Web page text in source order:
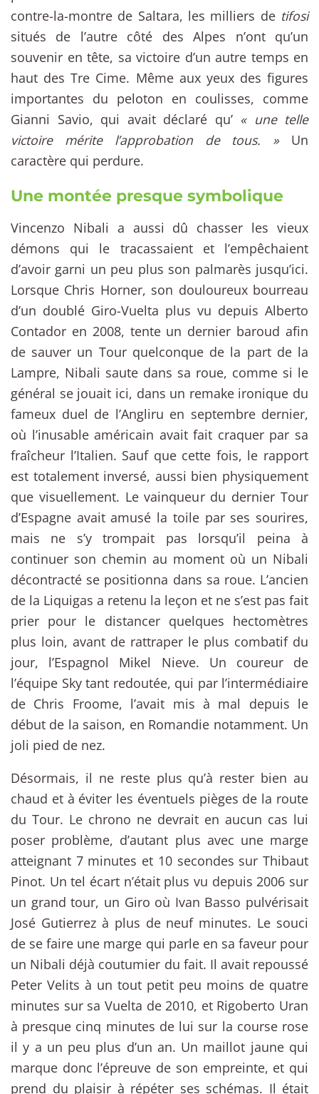
contre-la-montre de Saltara, les milliers de tifosi
situés de l’autre côté des Alpes n’ont qu’un
souvenir en tête, sa victoire d’un autre temps en
haut des Tre Cime. Même aux yeux des figures
importantes du peloton en coulisses, comme
Gianni Savio, qui avait déclaré qu’ « une telle
victoire mérite l’approbation de tous. » Un
caractère qui perdure.
Une montée presque symbolique
Vincenzo Nibali a aussi dû chasser les vieux
démons qui le tracassaient et l’empêchaient
d’avoir garni un peu plus son palmarès jusqu’ici.
Lorsque Chris Horner, son douloureux bourreau
d’un doublé Giro-Vuelta plus vu depuis Alberto
Contador en 2008, tente un dernier baroud afin
de sauver un Tour quelconque de la part de la
Lampre, Nibali saute dans sa roue, comme si le
général se jouait ici, dans un remake ironique du
fameux duel de l’Angliru en septembre dernier,
où l’inusable américain avait fait craquer par sa
fraîcheur l’Italien. Sauf que cette fois, le rapport
est totalement inversé, aussi bien physiquement
que visuellement. Le vainqueur du dernier Tour
d’Espagne avait amusé la toile par ses sourires,
mais ne s’y trompait pas lorsqu’il peina à
continuer son chemin au moment où un Nibali
décontracté se positionna dans sa roue. L’ancien
de la Liquigas a retenu la leçon et ne s’est pas fait
prier pour le distancer quelques hectomètres
plus loin, avant de rattraper le plus combatif du
jour, l’Espagnol Mikel Nieve. Un coureur de
l’équipe Sky tant redoutée, qui par l’intermédiaire
de Chris Froome, l’avait mis à mal depuis le
début de la saison, en Romandie notamment. Un
joli pied de nez.
Désormais, il ne reste plus qu’à rester bien au
chaud et à éviter les éventuels pièges de la route
du Tour. Le chrono ne devrait en aucun cas lui
poser problème, d’autant plus avec une marge
atteignant 7 minutes et 10 secondes sur Thibaut
Pinot. Un tel écart n’était plus vu depuis 2006 sur
un grand tour, un Giro où Ivan Basso pulvérisait
José Gutierrez à plus de neuf minutes. Le souci
de se faire une marge qui parle en sa faveur pour
un Nibali déjà coutumier du fait. Il avait repoussé
Peter Velits à un tout petit peu moins de quatre
minutes sur sa Vuelta de 2010, et Rigoberto Uran
à presque cinq minutes de lui sur la course rose
il y a un peu plus d’un an. Un maillot jaune qui
marque donc l’épreuve de son empreinte, et qui
prend du plaisir à répéter ses schémas. Il était